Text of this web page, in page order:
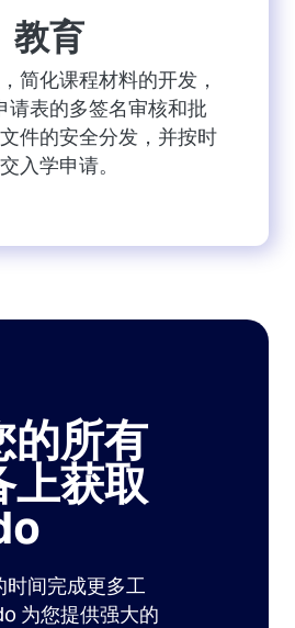
教育
简化课程材料的开发，
请表的多签名审核和批
件的安全分发，并按时
入学申请。
的所有
上获取
时间完成更多工
为您提供强大的